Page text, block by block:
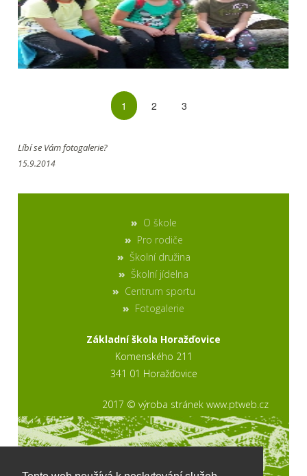
1 2 3
Líbí se Vám fotogalerie?
15.9.2014
O škole
Pro rodiče
Školní družina
Školní jídelna
Centrum sportu
Fotogalerie
Základní škola Horažďovice
Komenského 211
341 01 Horažďovice
2017 © výroba stránek www.ptweb.cz